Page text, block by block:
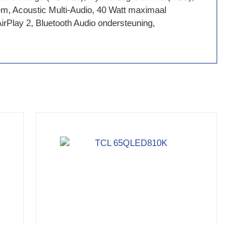
Acoustic Multi-Audio, 40 Watt maximaal
2, Bluetooth Audio ondersteuning,